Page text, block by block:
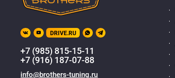
DRIVE.RU
+7 (985) 815-15-11
+7 (916) 187-07-88
info@brothers-tuning.ru